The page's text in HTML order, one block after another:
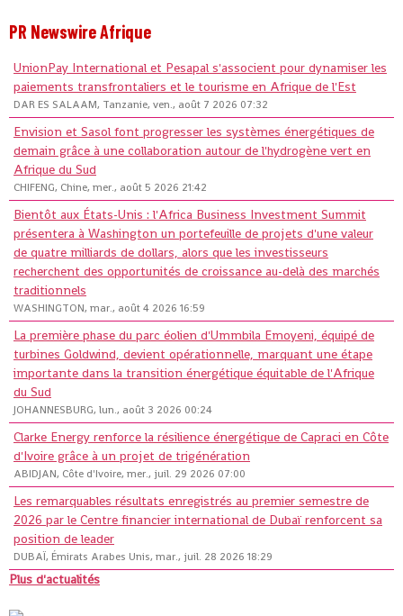
PR Newswire Afrique
UnionPay International et Pesapal s'associent pour dynamiser les
paiements transfrontaliers et le tourisme en Afrique de l'Est
DAR ES SALAAM, Tanzanie, ven., août 7 2026 07:32
Envision et Sasol font progresser les systèmes énergétiques de
demain grâce à une collaboration autour de l'hydrogène vert en
Afrique du Sud
CHIFENG, Chine, mer., août 5 2026 21:42
Bientôt aux États-Unis : l'Africa Business Investment Summit
présentera à Washington un portefeuille de projets d'une valeur
de quatre milliards de dollars, alors que les investisseurs
recherchent des opportunités de croissance au-delà des marchés
traditionnels
WASHINGTON, mar., août 4 2026 16:59
La première phase du parc éolien d'Ummbila Emoyeni, équipé de
turbines Goldwind, devient opérationnelle, marquant une étape
importante dans la transition énergétique équitable de l'Afrique
du Sud
JOHANNESBURG, lun., août 3 2026 00:24
Clarke Energy renforce la résilience énergétique de Capraci en Côte
d'Ivoire grâce à un projet de trigénération
ABIDJAN, Côte d'Ivoire, mer., juil. 29 2026 07:00
Les remarquables résultats enregistrés au premier semestre de
2026 par le Centre financier international de Dubaï renforcent sa
position de leader
DUBAÏ, Émirats Arabes Unis, mar., juil. 28 2026 18:29
Plus d'actualités